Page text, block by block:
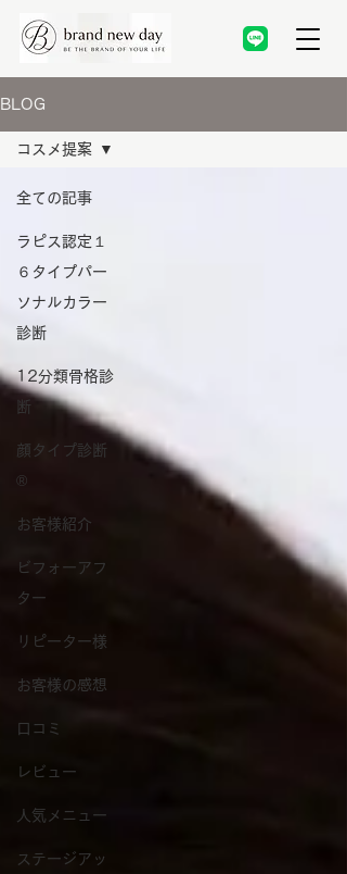
BLOG
全ての記事
ラピス認定１
６タイプパー
ソナルカラー
診断
12分類骨格診
断
顔タイプ診断
®️
お客様紹介
ビフォーアフ
ター
リピーター様
お客様の感想
口コミ
レビュー
人気メニュー
ステージアッ
コスメ提案